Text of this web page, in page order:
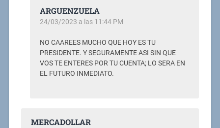
ARGUENZUELA
24/03/2023 a las 11:44 PM
NO CAAREES MUCHO QUE HOY ES TU
PRESIDENTE. Y SEGURAMENTE ASI SIN QUE
VOS TE ENTERES POR TU CUENTA; LO SERA EN
EL FUTURO INMEDIATO.
MERCADOLLAR